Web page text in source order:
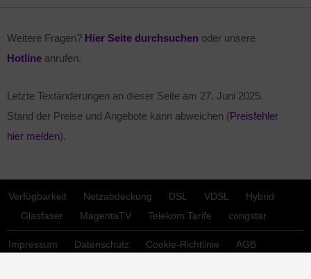
Weitere Fragen? Hier Seite durchsuchen oder unsere
Hotline anrufen.
Letzte Textänderungen an dieser Seite am 27. Juni 2025.
Stand der Preise und Angebote kann abweichen (Preisfehler
hier melden).
Verfügbarkeit Netzabdeckung DSL VDSL
Hybrid
Glasfaser
MagentaTV Telekom Tarife congstar
Impressum Datenschutz Cookie-Richtlinie
AGB